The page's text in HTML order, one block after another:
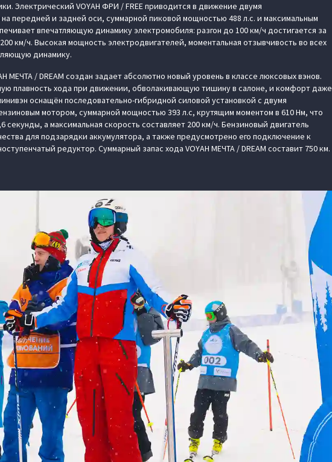
Электрический VOYAH ФРИ / FREE приводится в движение двумя
передней и задней оси, суммарной пиковой мощностью 488 л.с. и максимальным
впечатляющую динамику электромобиля: разгон до 100 км/ч достигается за
км/ч. Высокая мощность электродвигателей, моментальная отзывчивость во всех
динамику.
МЕЧТА / DREAM создан задает абсолютно новый уровень в классе люксовых вэнов.
плавность хода при движении, обволакивающую тишину в салоне, и комфорт даже
оснащён последовательно-гибридной силовой установкой с двумя
мотором, суммарной мощностью 393 л.с, крутящим моментом в 610 Нм, что
секунды, а максимальная скорость составляет 200 км/ч. Бензиновый двигатель
для подзарядки аккумулятора, а также предусмотрено его подключение к
редуктор. Суммарный запас хода VOYAH МЕЧТА / DREAM составит 750 км.